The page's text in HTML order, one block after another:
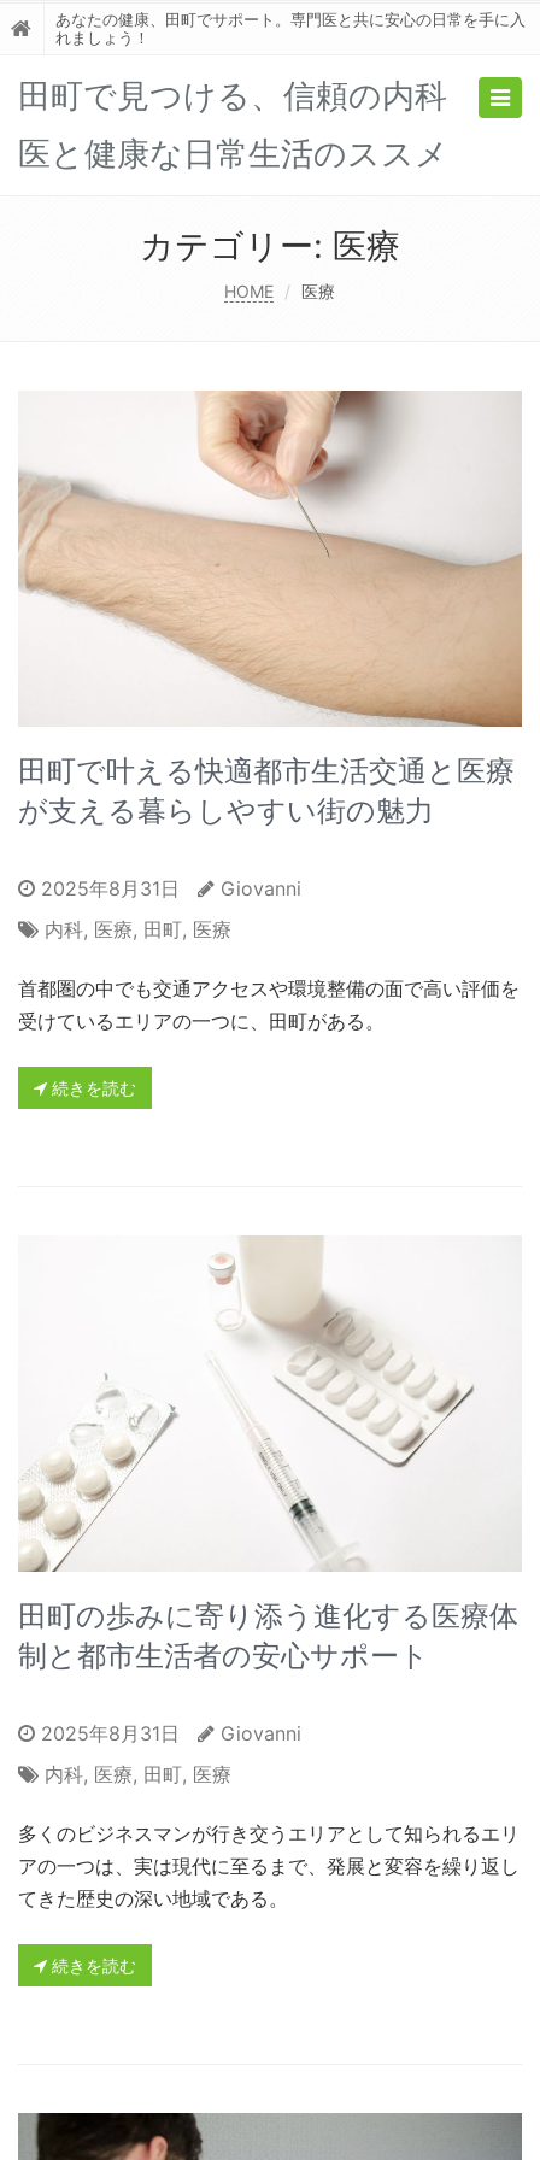
あなたの健康、田町でサポート。専門医と共に安心の日常を手に入
れましょう！
田町で見つける、信頼の内科
医と健康な日常生活のススメ
カテゴリー: 医療
HOME 医療
田町で叶える快適都市生活交通と医療
が支える暮らしやすい街の魅力
2025年8月31日
Giovanni
内科, 医療, 田町, 医療
首都圏の中でも交通アクセスや環境整備の面で高い評価を
受けているエリアの一つに、田町がある。
続きを読む
田町の歩みに寄り添う進化する医療体
制と都市生活者の安心サポート
2025年8月31日
Giovanni
内科, 医療, 田町, 医療
多くのビジネスマンが行き交うエリアとして知られるエリ
アの一つは、実は現代に至るまで、発展と変容を繰り返し
てきた歴史の深い地域である。
続きを読む